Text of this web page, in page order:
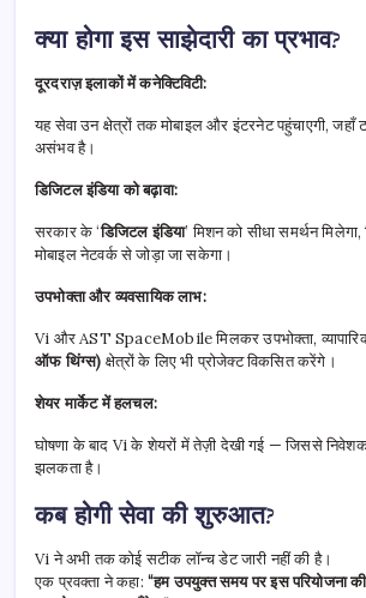
क्या होगा इस साझेदारी का प्रभाव?
दूरदराज़ इलाकों में कनेक्टिविटी:
यह सेवा उन क्षेत्रों तक मोबाइल और इंटरनेट पहुंचाएगी, जहाँ
असंभव है।
डिजिटल इंडिया को बढ़ावा:
सरकार के ‘डिजिटल इंडिया’ मिशन को सीधा समर्थन
मोबाइल नेटवर्क से जोड़ा जा सकेगा।
उपभोक्ता और व्यवसायिक लाभ:
Vi और AST SpaceMobile मिलकर उपभोक्ता,
ऑफ थिंग्स) क्षेत्रों के लिए भी प्रोजेक्ट विकसित करेंगे।
शेयर मार्केट में हलचल:
घोषणा के बाद Vi के शेयरों में तेज़ी देखी गई — जिससे
झलकता है।
कब होगी सेवा की शुरुआत?
Vi ने अभी तक कोई सटीक लॉन्च डेट जारी नहीं की है।
एक प्रवक्ता ने कहा: “हम उपयुक्त समय पर इस परियोजना